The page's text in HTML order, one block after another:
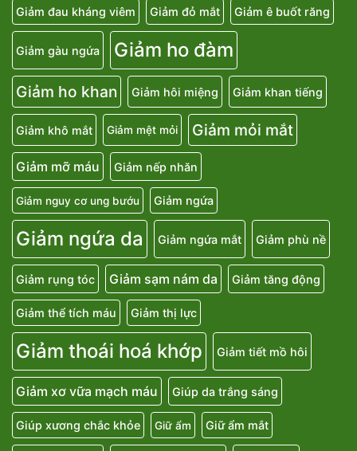
Giảm đau kháng viêm Giảm đỏ mắt Giảm ê buốt răng
Giảm gàu ngứa Giảm ho đàm
Giảm ho khan Giảm hôi miệng Giảm khan tiếng
Giảm khô mắt Giảm mệt mỏi Giảm mỏi mắt
Giảm mỡ máu Giảm nếp nhăn
Giảm nguy cơ ung bướu Giảm ngứa
Giảm ngứa da Giảm ngứa mắt Giảm phù nề
Giảm rụng tóc Giảm sạm nám da Giảm tăng động
Giảm thể tích máu Giảm thị lực
Giảm thoái hoá khớp Giảm tiết mồ hôi
Giảm xơ vữa mạch máu Giúp da trắng sáng
Giúp xương chắc khỏe Giữ ẩm Giữ ẩm mắt